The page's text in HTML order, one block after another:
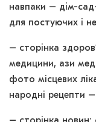
навпаки – дім-
для постуючих і
– сторінка
медицини, ази
фото місцевих
народні рецепти